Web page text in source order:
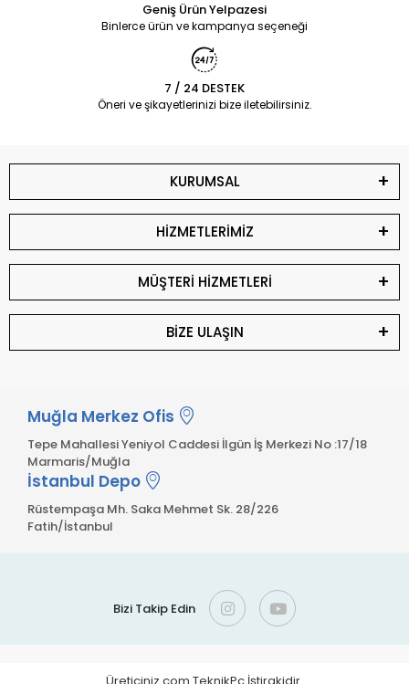
Geniş Ürün Yelpazesi
Binlerce ürün ve kampanya seçeneği
7 / 24 DESTEK
Öneri ve şikayetlerinizi bize iletebilirsiniz.
KURUMSAL
HİZMETLERİMİZ
MÜŞTERİ HİZMETLERİ
BİZE ULAŞIN
Muğla Merkez Ofis
Tepe Mahallesi Yeniyol Caddesi İlgün İş Merkezi No :17/18
Marmaris/Muğla
İstanbul Depo
Rüstempaşa Mh. Saka Mehmet Sk. 28/226
Fatih/İstanbul
Bizi Takip Edin